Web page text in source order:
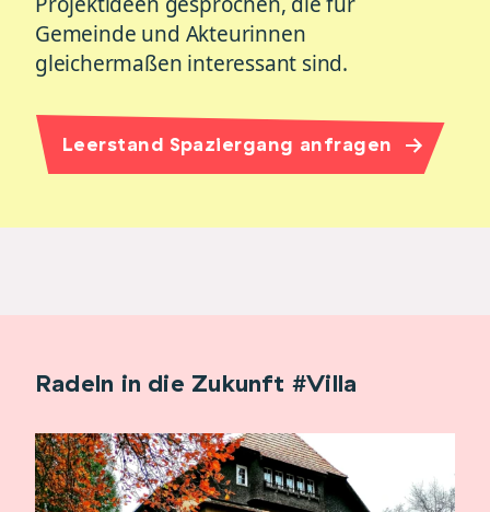
Gemeinde und Akteurinnen
gleichermaßen interessant sind.
Leerstand Spaziergang anfragen
Radeln in die Zukunft #Villa